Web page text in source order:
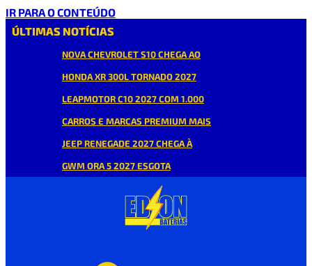
IR PARA O CONTEÚDO
ÚLTIMAS NOTÍCIAS
NOVA CHEVROLET S10 CHEGA AO
HONDA XR 300L TORNADO 2027
LEAPMOTOR C10 2027 COM 1.000
CARROS E MARCAS PREMIUM MAIS
JEEP RENEGADE 2027 CHEGA À
GWM ORA 5 2027 ESGOTA